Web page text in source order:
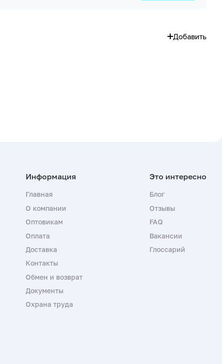
Добавить
Главная
О компании
Оптовикам
Оплата
Доставка
Контакты
Обмен и возврат
Документы
Охрана труда
Блог
Отзывы
FAQ
Вакансии
Глоссарий